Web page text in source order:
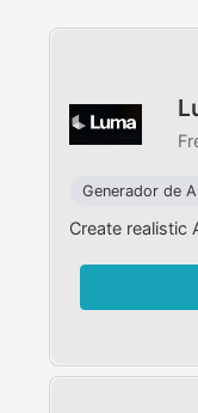
Generador de
Create realistic